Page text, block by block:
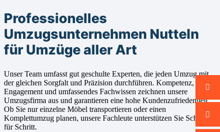
Professionelles
Umzugsunternehmen Nutteln
für Umzüge aller Art
Unser Team umfasst gut geschulte Experten, die jeden Umzug mit
der gleichen Sorgfalt und Präzision durchführen. Kompetenz,
Engagement und umfassendes Fachwissen zeichnen unsere
Umzugsfirma aus und garantieren eine hohe Kundenzufriedenheit.
Ob Sie nur einzelne Möbel transportieren oder einen
Komplettumzug planen, unsere Fachleute unterstützen Sie Schritt
für Schritt.